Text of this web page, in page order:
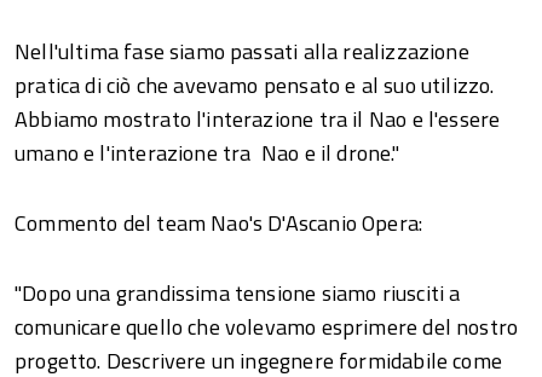
Nell'ultima fase siamo passati alla realizzazione
pratica di ciò che avevamo pensato e al suo utilizzo.
Abbiamo mostrato l'interazione tra il Nao e l'essere
umano e l'interazione tra Nao e il drone."
Commento del team Nao's D'Ascanio Opera:
"Dopo una grandissima tensione siamo riusciti a
comunicare quello che volevamo esprimere del nostro
progetto. Descrivere un ingegnere formidabile come